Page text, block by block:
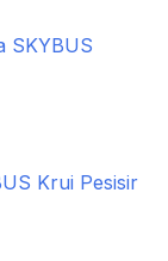
SKYBUS
Krui Pesisir